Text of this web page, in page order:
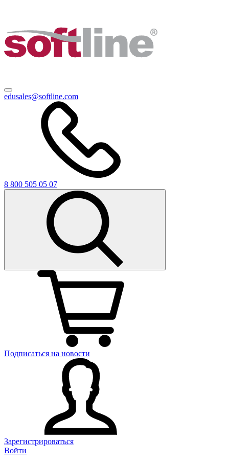
edusales@softline.com
8 800 505 05 07
Подписаться на новости
Зарегистрироваться
Войти